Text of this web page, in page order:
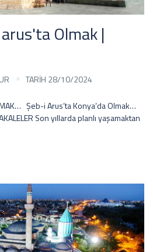
Olmak |
TARİH 28/10/2024
Şeb-i Arus’ta Konya’da Olmak…
Son yıllarda planlı yaşamaktan